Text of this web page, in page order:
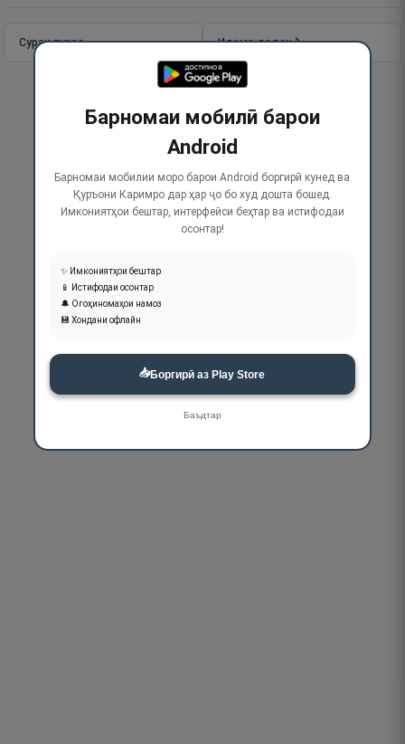
Сураи пурра Идома додан
Барномаи мобилӣ барои
Android
Барномаи мобилии моро барои Android боргирӣ кунед ва
Қуръони Каримро дар ҳар ҷо бо худ дошта бошед.
Имкониятҳои бештар, интерфейси беҳтар ва истифодаи
осонтар!
✨ Имкониятҳои бештар
📱 Истифодаи осонтар
🔔 Огоҳиномаҳои намоз
💾 Хондани офлайн
📥Боргирӣ аз Play Store
Баъдтар